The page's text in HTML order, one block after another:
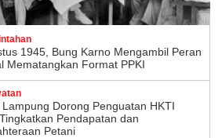
1945, Bung Karno Mengambil Peran
Mematangkan Format PPKI
Lampung Dorong Penguatan HKTI
Pendapatan dan
Petani